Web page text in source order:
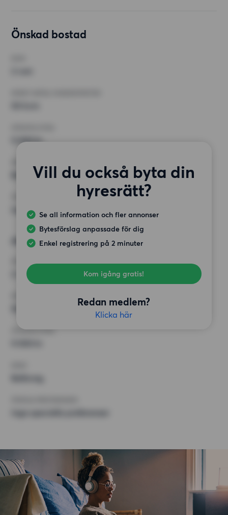
Önskad bostad
Vill du också byta din
hyresrätt?
Se all information och fler annonser
Bytesförslag anpassade för dig
Enkel registrering på 2 minuter
Kom igång gratis!
Redan medlem?
Klicka här
9 000 kr
Balkong,
ÖVRIGA PREFERENSER
Inga speciella preferenser
Alternativt önskemål
2 rum
MINST ANTAL KVADRATMETER
HÖGSTA HYRA